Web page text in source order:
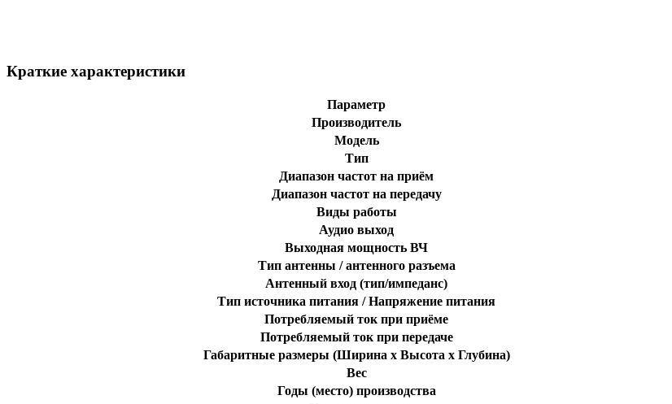
Краткие характеристики
Параметр
Производитель
Модель
Тип
Диапазон частот на приём
Диапазон частот на передачу
Виды работы
Аудио выход
Выходная мощность ВЧ
Тип антенны / антенного разъема
Антенный вход (тип/импеданс)
Тип источника питания / Напряжение питания
Потребляемый ток при приёме
Потребляемый ток при передаче
Габаритные размеры (Ширина x Высота x Глубина)
Вес
Годы (место) производства